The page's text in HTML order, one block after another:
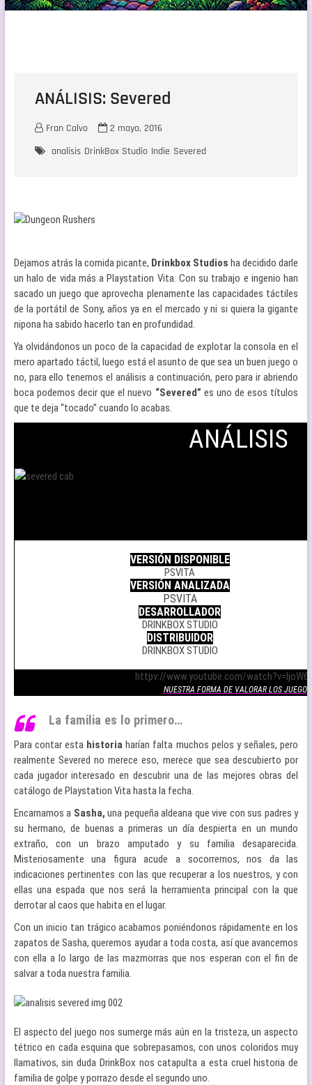
ANÁLISIS: Severed
Fran Calvo
2 mayo, 2016
analisis DrinkBox Studio Indie Severed
Dejamos atrás la comida picante, Drinkbox Studios ha decidido darle
un halo de vida más a Playstation Vita. Con su trabajo e ingenio han
sacado un juego que aprovecha plenamente las capacidades táctiles
de la portátil de Sony, años ya en el mercado y ni si quiera la gigante
nipona ha sabido hacerlo tan en profundidad.
Ya olvidándonos un poco de la capacidad de explotar la consola en el
mero apartado táctil, luego está el asunto de que sea un buen juego o
no, para ello tenemos el análisis a continuación, pero para ir abriendo
boca podemos decir que el nuevo “Severed” es uno de esos títulos
que te deja “tocado” cuando lo acabas.
ANÁLISIS
VERSIÓN DISPONIBLE
PSVITA
VERSIÓN ANALIZADA
PSVITA
DESARROLLADOR
DRINKBOX STUDIO
DISTRIBUIDOR
DRINKBOX STUDIO
httpv://www.youtube.com/
NUESTRA FORMA DE VALORAR LOS JUEGOS
La familia es lo primero…
Para contar esta historia harían falta muchos pelos y señales, pero
realmente Severed no merece eso, merece que sea descubierto por
cada jugador interesado en descubrir una de las mejores obras del
catálogo de Playstation Vita hasta la fecha.
Encarnamos a Sasha, una pequeña aldeana que vive con sus padres y
su hermano, de buenas a primeras un día despierta en un mundo
extraño, con un brazo amputado y su familia desaparecida.
Misteriosamente una figura acude a socorrernos, nos da las
indicaciones pertinentes con las que recuperar a los nuestros, y con
ellas una espada que nos será la herramienta principal con la que
derrotar al caos que habita en el lugar.
Con un inicio tan trágico acabamos poniéndonos rápidamente en los
zapatos de Sasha, queremos ayudar a toda costa, así que avancemos
con ella a lo largo de las mazmorras que nos esperan con el fin de
salvar a toda nuestra familia.
El aspecto del juego nos sumerge más aún en la tristeza, un aspecto
tétrico en cada esquina que sobrepasamos, con unos coloridos muy
llamativos, sin duda DrinkBox nos catapulta a esta cruel historia de
familia de golpe y porrazo desde el segundo uno.